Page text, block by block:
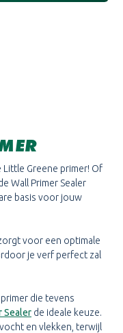
Greene primer! Of
Wall Primer Sealer
basis voor jouw
voor een optimale
je verf perfect zal
die tevens
Sealer de ideale keuze.
en vlekken, terwijl